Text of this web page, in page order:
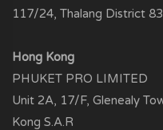
117/24, Thalang District
Hong Kong
PHUKET PRO LIMITED
Unit 2A, 17/F, Glenealy
Kong S.A.R